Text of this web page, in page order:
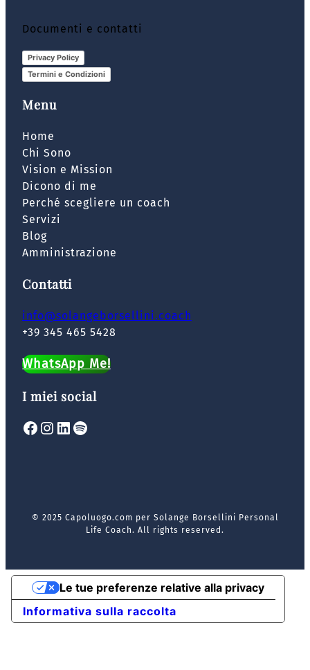
Documenti e contatti
Privacy Policy
Termini e Condizioni
Menu
Home
Chi Sono
Vision e Mission
Dicono di me
Perché scegliere un coach
Servizi
Blog
Amministrazione
Contatti
info@solangeborsellini.coach
+39 345 465 5428
WhatsApp Me!
I miei social
Facebook Instagram LinkedIn Spotify
© 2025 Capoluogo.com per Solange Borsellini Personal
Life Coach. All rights reserved.
Informativa sulla raccolta
Le tue preferenze relative alla privacy